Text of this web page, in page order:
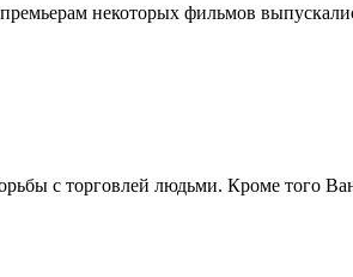
некоторых фильмов
с торговлей людьми. Кроме того